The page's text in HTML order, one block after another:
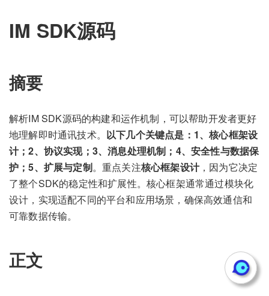
IM SDK源码
摘要
解析IM SDK源码的构建和运作机制，可以帮助开发者更好
地理解即时通讯技术。 以下几个关键点是：1、核心框架设
计；2、协议实现；3、消息处理机制；4、安全性与数据保
护；5、扩展与定制。重点关注核心框架设计，因为它决定
了整个SDK的稳定性和扩展性。核心框架通常通过模块化
设计，实现适配不同的平台和应用场景，确保高效通信和
可靠数据传输。
正文